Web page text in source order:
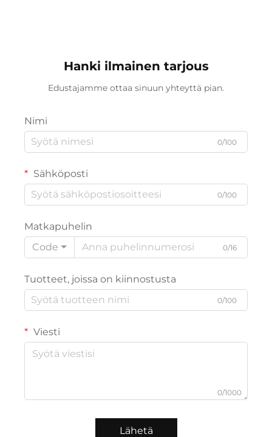
Hanki ilmainen tarjous
Edustajamme ottaa sinuun yhteyttä pian.
Nimi
0/100
Sähköposti
0/100
Matkapuhelin
Code
0/16
Tuotteet, joissa on kiinnostusta
0/100
Viesti
0/1000
Lähetä